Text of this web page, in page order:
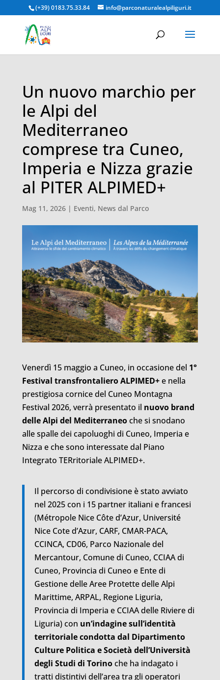
(+39) 0183.75.33.84 info@parconaturalealpiliguri.it
Un nuovo marchio per
le Alpi del
Mediterraneo
comprese tra Cuneo,
Imperia e Nizza grazie
al PITER ALPIMED+
Mag 11, 2026| Eventi, News dal Parco
Venerdì 15 maggio a Cuneo, in occasione del 1°
Festival transfrontaliero ALPIMED+e nella
prestigiosa cornice del Cuneo Montagna
Festival 2026, verrà presentato il nuovo brand
delle Alpi del Mediterraneoche si snodano
alle spalle dei capoluoghi di Cuneo, Imperia e
Nizza e che sono interessate dal Piano
Integrato TERritoriale ALPIMED+.
Il percorso di condivisione è stato avviato
nel 2025 con i 15 partner italiani e francesi
(Métropole Nice Côte d’Azur, Université
Nice Cote d’Azur, CARF, CMAR-PACA,
CCINCA, CD06, Parco Nazionale del
Mercantour, Comune di Cuneo, CCIAA di
Cuneo, Provincia di Cuneo e Ente di
Gestione delle Aree Protette delle Alpi
Marittime, ARPAL, Regione Liguria,
Provincia di Imperia e CCIAA delle Riviere di
Liguria) con un’indagine sull’identità
territoriale condotta dal Dipartimento
Culture Politica e Società dell’Università
degli Studi di Torinoche ha indagato i
tratti distintivi dell’area tra gli operatori